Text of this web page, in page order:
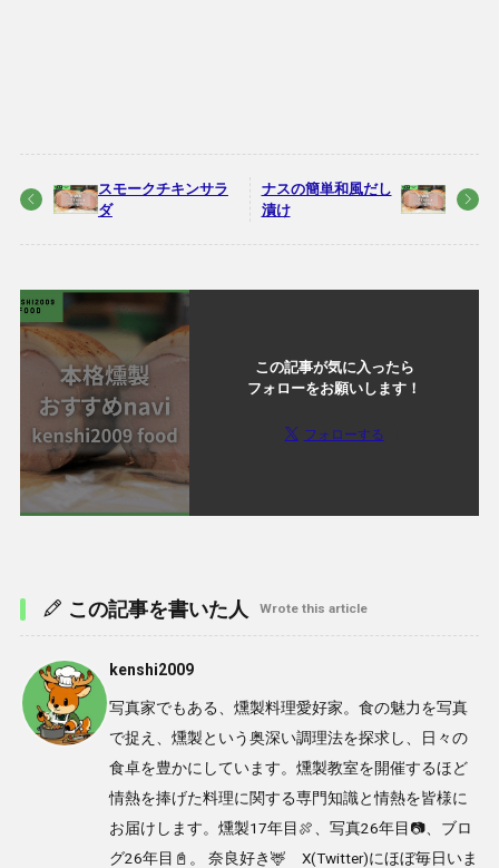
スモークチキンサラ
ダ
ナスの簡単和風だし
漬け
この記事が気に入ったら
フォローをお願いします！
フォローする
この記事を書いた人 Wrote this article
kenshi2009
写真家でもある、燻製料理愛好家。食の魅力を写真
で捉え、燻製という奥深い調理法を探求し、日々の
食卓を豊かにしています。燻製教室を開催するほど
情熱を捧げた料理に関する専門知識と情熱を皆様に
お届けします。燻製17年目🍖、写真26年目📷、ブロ
グ26年目📓。 奈良好き🦌 X(Twitter)にほぼ毎日いま